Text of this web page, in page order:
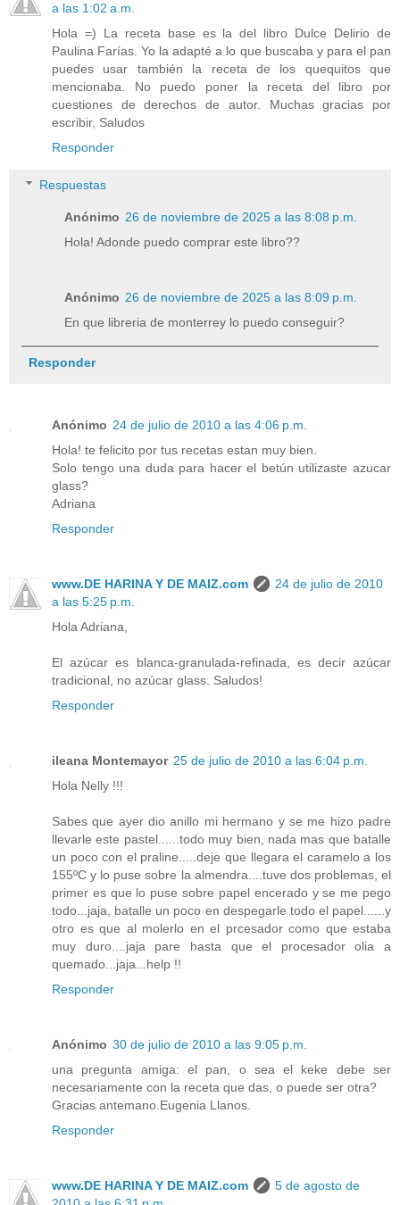
a las 1:02 a.m.
Hola =) La receta base es la del libro Dulce Delirio de
Paulina Farías. Yo la adapté a lo que buscaba y para el pan
puedes usar también la receta de los quequitos que
mencionaba. No puedo poner la receta del libro por
cuestiones de derechos de autor. Muchas gracias por
escribir, Saludos
Responder
Respuestas
Anónimo 26 de noviembre de 2025 a las 8:08 p.m.
Hola! Adonde puedo comprar este libro??
Anónimo 26 de noviembre de 2025 a las 8:09 p.m.
En que libreria de monterrey lo puedo conseguir?
Responder
Anónimo 24 de julio de 2010 a las 4:06 p.m.
Hola! te felicito por tus recetas estan muy bien.
Solo tengo una duda para hacer el betún utilizaste azucar
glass?
Adriana
Responder
www.DE HARINA Y DE MAIZ.com
24 de julio de 2010
a las 5:25 p.m.
Hola Adriana,
El azúcar es blanca-granulada-refinada, es decir azúcar
tradicional, no azúcar glass. Saludos!
Responder
ileana Montemayor 25 de julio de 2010 a las 6:04 p.m.
Hola Nelly !!!
Sabes que ayer dio anillo mi hermano y se me hizo padre
llevarle este pastel......todo muy bien, nada mas que batalle
un poco con el praline.....deje que llegara el caramelo a los
155ºC y lo puse sobre la almendra....tuve dos problemas, el
primer es que lo puse sobre papel encerado y se me pego
todo...jaja, batalle un poco en despegarle todo el papel......y
otro es que al molerlo en el prcesador como que estaba
muy duro....jaja pare hasta que el procesador olia a
quemado...jaja...help !!
Responder
Anónimo 30 de julio de 2010 a las 9:05 p.m.
una pregunta amiga: el pan, o sea el keke debe ser
necesariamente con la receta que das, o puede ser otra?
Gracias antemano.Eugenia Llanos.
Responder
www.DE HARINA Y DE MAIZ.com
5 de agosto de